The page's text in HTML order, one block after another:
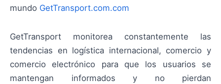
mundo GetTransport.com.com
GetTransport monitorea constantemente las
tendencias en logística internacional, comercio y
comercio electrónico para que los usuarios se
mantengan informados y no pierdan